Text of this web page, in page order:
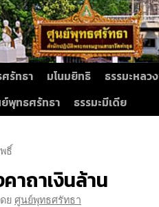
รัทธา มโนมยิทธิ
ธรรมะหลว
พุทธศรัทธา
ธรรมะมีเดีย
ธิ์
าถาเงินล้าน
ยศูนย์พุทธศรัทธา